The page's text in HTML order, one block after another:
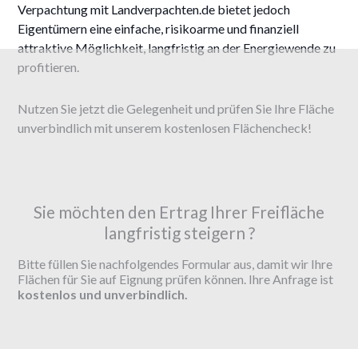
Verpachtung mit Landverpachten.de bietet jedoch
Eigentümern eine einfache, risikoarme und finanziell
attraktive Möglichkeit, langfristig an der Energiewende zu
profitieren.
Nutzen Sie jetzt die Gelegenheit und prüfen Sie Ihre Fläche
unverbindlich mit unserem kostenlosen Flächencheck!
Sie möchten den Ertrag Ihrer Freifläche
langfristig steigern ?
Bitte füllen Sie nachfolgendes Formular aus, damit wir Ihre
Flächen für Sie auf Eignung prüfen können. Ihre Anfrage ist
kostenlos und unverbindlich.